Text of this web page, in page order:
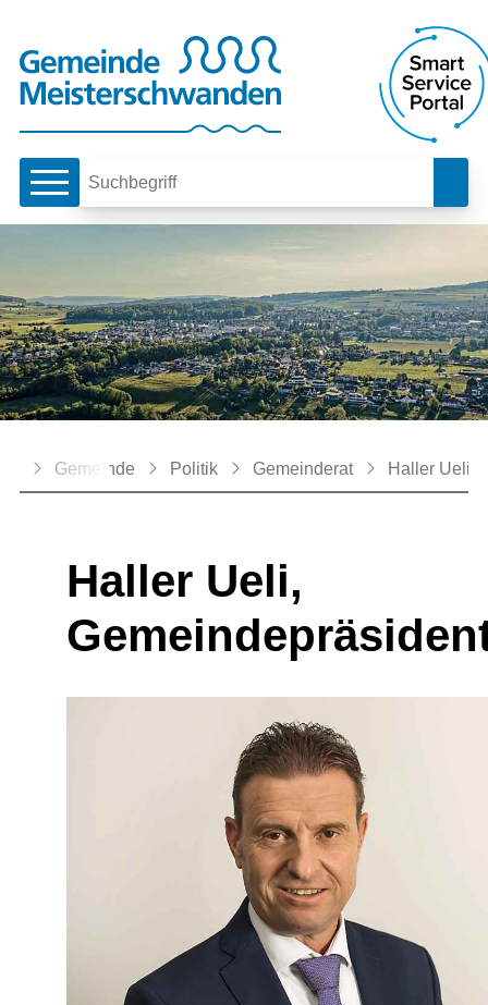
Navigieren in
Hauptnavigation
Suchbegriff
Breadcrumb
HomeGemeinde Politik Gemeinderat Haller Ueli,
Haller Ueli,